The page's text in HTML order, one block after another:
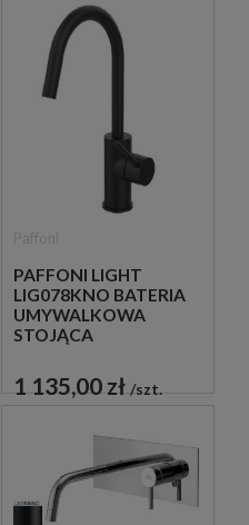
PAFFONI LIGHT
LIG078KNO BATERIA
UMYWALKOWA
STOJĄCA
CZARNA
1 135,00 zł szt.